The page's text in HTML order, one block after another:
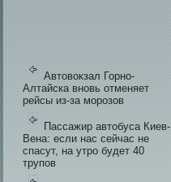
Автовокзал Горно-
Алтайска вновь отменяет
рейсы из-за морозов
Пассажир автобуса Киев-
Вена: если нас сейчас не
спасут, на утро будет 40
трупов